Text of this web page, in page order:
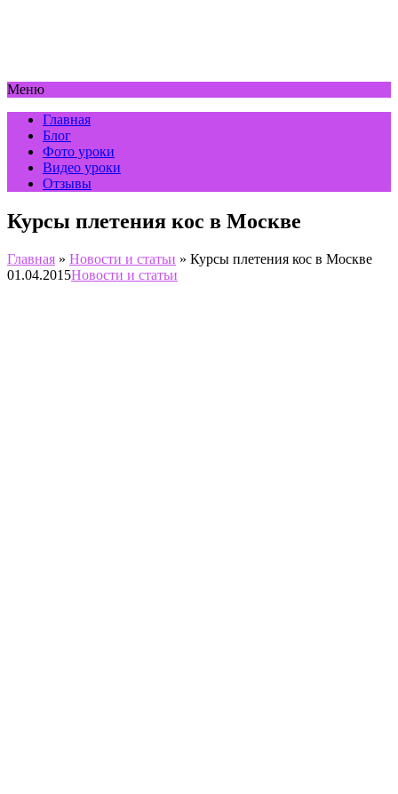
Меню
Главная
Блог
Фото уроки
Видео уроки
Отзывы
Курсы плетения кос в Москве
Главная » Новости и статьи » Курсы плетения кос в Москве
01.04.2015Новости и статьи